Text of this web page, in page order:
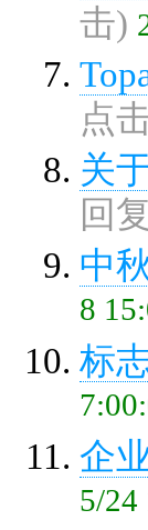
击)
点
关
回
中
8
标
企
5/24